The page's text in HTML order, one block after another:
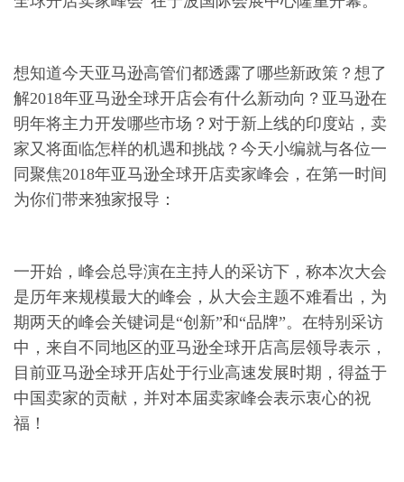
想知道今天亚马逊高管们都透露了哪些新政策？想了
解2018年亚马逊全球开店会有什么新动向？亚马逊在
明年将主力开发哪些市场？对于新上线的印度站，卖
家又将面临怎样的机遇和挑战？今天小编就与各位一
同聚焦2018年亚马逊全球开店卖家峰会，在第一时间
为你们带来独家报导：
一开始，峰会总导演在主持人的采访下，称本次大会
是历年来规模最大的峰会，从大会主题不难看出，为
期两天的峰会关键词是“创新”和“品牌”。在特别采访
中，来自不同地区的亚马逊全球开店高层领导表示，
目前亚马逊全球开店处于行业高速发展时期，得益于
中国卖家的贡献，并对本届卖家峰会表示衷心的祝
福！